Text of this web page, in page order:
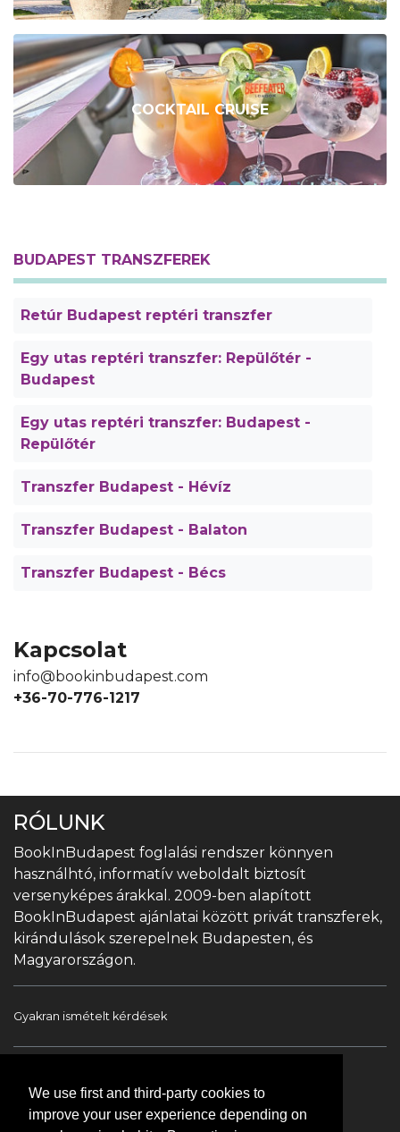
We use first and third-party cookies to
improve your user experience depending on
COCKTAIL CRUISE
BUDAPEST TRANSZFEREK
Retúr Budapest reptéri transzfer
Egy utas reptéri transzfer: Repülőtér -
Budapest
Egy utas reptéri transzfer: Budapest -
Repülőtér
Transzfer Budapest - Hévíz
Transzfer Budapest - Balaton
Transzfer Budapest - Bécs
Kapcsolat
info@bookinbudapest.com
+36-70-776-1217
RÓLUNK
BookInBudapest foglalási rendszer könnyen
használhtó, informatív weboldalt biztosít
versenyképes árakkal. 2009-ben alapított
BookInBudapest ajánlatai között privát transzferek,
kirándulások szerepelnek Budapesten, és
Magyarországon.
Gyakran ismételt kérdések
Túrák & Kirándulások Transzfer Kapcsolat